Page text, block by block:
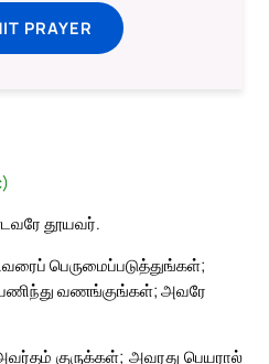
PRAYER
தூயவர்.
பெருமைப்படுத்துங்கள்;
வணங்குங்கள்; அவரே
குருக்கள்; அவரது பெயரால்